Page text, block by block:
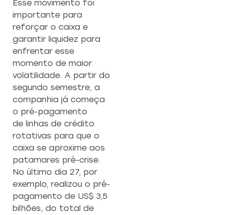
Esse movimento foi
importante para
reforçar o caixa e
garantir liquidez para
enfrentar esse
momento de maior
volatilidade. A partir do
segundo semestre, a
companhia já começa
o pré-pagamento
de linhas de crédito
rotativas para que o
caixa se aproxime aos
patamares pré-crise.
No último dia 27, por
exemplo, realizou o pré-
pagamento de US$ 3,5
bilhões, do total de